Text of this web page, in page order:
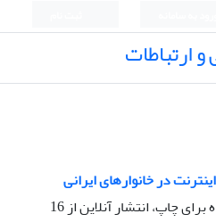
ارتباطات
در خانوارهای ایرانی
چاپ، انتشار آنلاین از16